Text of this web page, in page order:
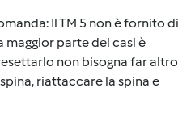
Il TM 5 non è fornito di
maggior parte dei casi è
non bisogna far altro
riattaccare la spina e